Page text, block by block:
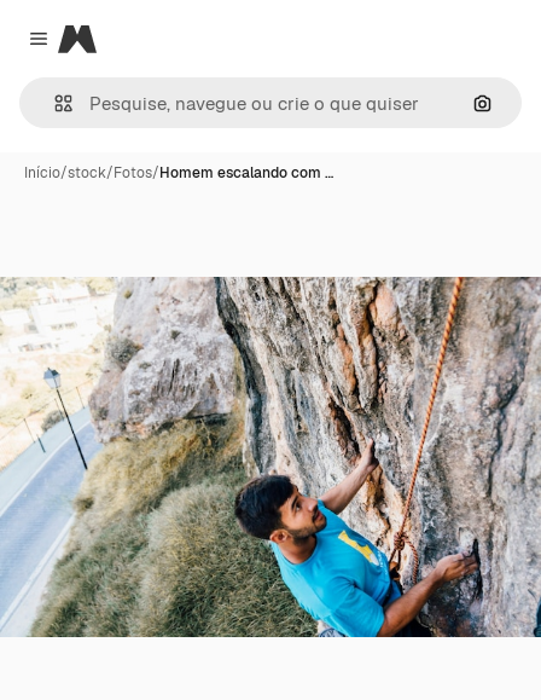
Close menu
Magnific
Início/stock/Fotos/Homem escalando com …